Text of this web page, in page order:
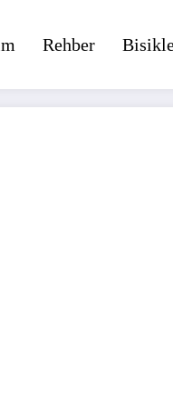
Rehber